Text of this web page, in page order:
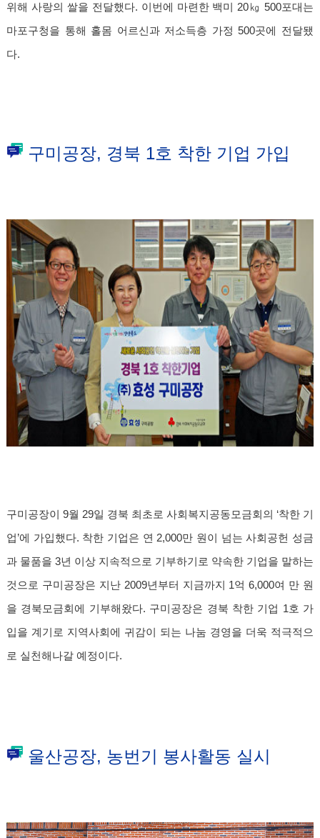
위해 사랑의 쌀을 전달했다. 이번에 마련한 백미 20㎏ 500포대는
마포구청을 통해 홀몸 어르신과 저소득층 가정 500곳에 전달됐
다.
구미공장, 경북 1호 착한 기업 가입
구미공장이 9월 29일 경북 최초로 사회복지공동모금회의 ‘착한 기
업’에 가입했다. 착한 기업은 연 2,000만 원이 넘는 사회공헌 성금
과 물품을 3년 이상 지속적으로 기부하기로 약속한 기업을 말하는
것으로 구미공장은 지난 2009년부터 지금까지 1억 6,000여 만 원
을 경북모금회에 기부해왔다. 구미공장은 경북 착한 기업 1호 가
입을 계기로 지역사회에 귀감이 되는 나눔 경영을 더욱 적극적으
로 실천해나갈 예정이다.
울산공장, 농번기 봉사활동 실시